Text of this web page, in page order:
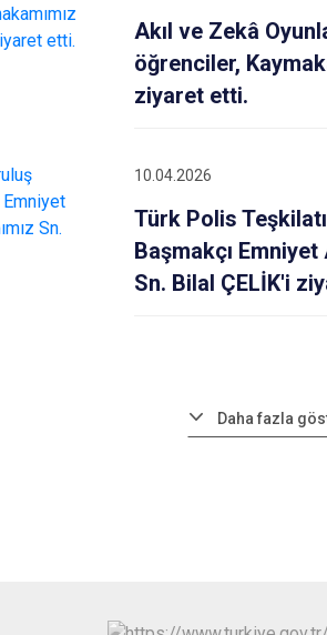
Akıl ve Zekâ
öğrenciler,
ziyaret etti.
10.04.2026
Türk Polis
Başmakçı
Sn. Bilal ÇELİK'i
Daha fazla